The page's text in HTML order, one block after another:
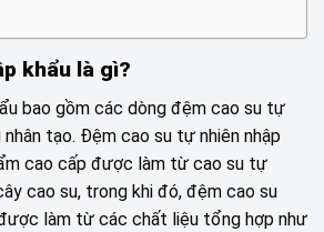
khẩu là gì?
bao gồm các dòng đệm cao su tự
tạo. Đệm cao su tự nhiên nhập
cao cấp được làm từ cao su tự
cao su, trong khi đó, đệm cao su
làm từ các chất liệu tổng hợp như